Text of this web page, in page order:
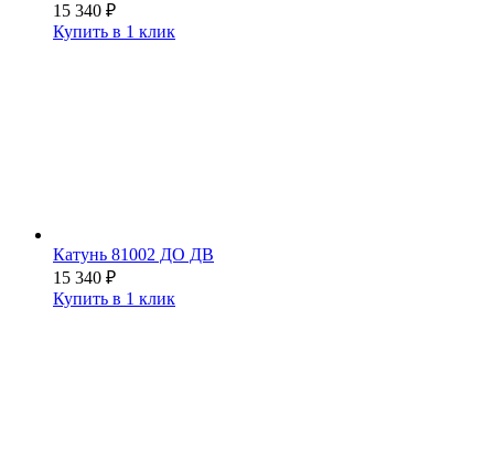
15 340 ₽
Купить в 1 клик
Катунь 81002 ДО ДВ
15 340 ₽
Купить в 1 клик